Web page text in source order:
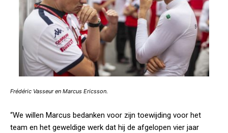
Frédéric Vasseur en Marcus Ericsson.
“We willen Marcus bedanken voor zijn toewijding voor het
team en het geweldige werk dat hij de afgelopen vier jaar